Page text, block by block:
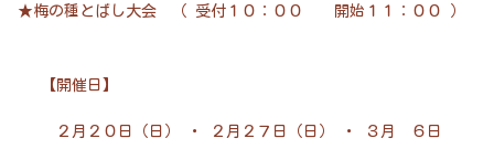
★梅の種とばし大会 （ 受付１０：００ 開始１１：００ ）
【開催日】
２月２０日（日） ・ ２月２７日（日） ・ ３月 ６日